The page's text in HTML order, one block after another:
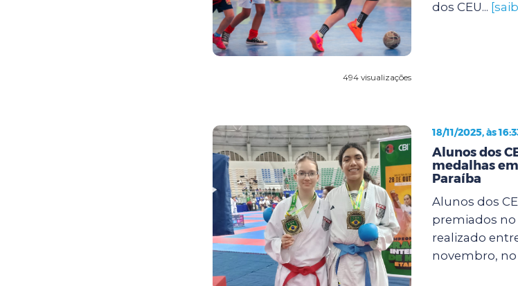
494 visualizações
dos CEU...
18/11/2025, às
Alunos dos
medalhas
Paraíba
Alunos dos
premiados no
realizado
novembro, no